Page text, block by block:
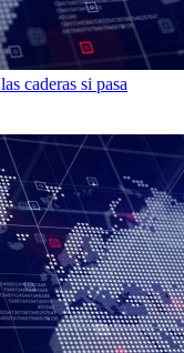
caderas si pasa